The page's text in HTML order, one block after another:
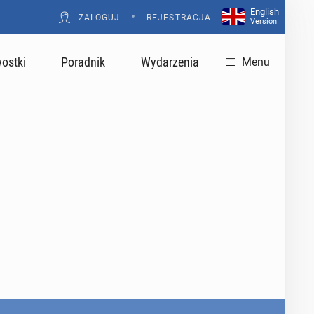
ZALOGUJ • REJESTRACJA
English
Version
Poradnik Wydarzenia Menu